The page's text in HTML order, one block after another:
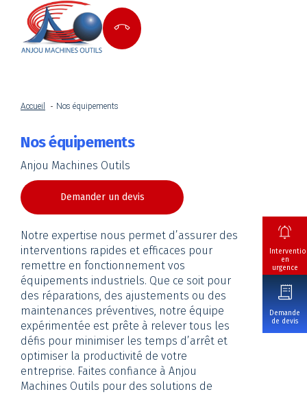
en
urgence
Demande
de devis
Accueil Nos équipements
Nos équipements
Anjou Machines Outils
Demander un devis
Notre expertise nous permet d’assurer des
interventions rapides et efficaces pour
remettre en fonctionnement vos
équipements industriels. Que ce soit pour
des réparations, des ajustements ou des
maintenances préventives, notre équipe
expérimentée est prête à relever tous les
défis pour minimiser les temps d’arrêt et
optimiser la productivité de votre
entreprise. Faites confiance à Anjou
Machines Outils pour des solutions de